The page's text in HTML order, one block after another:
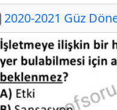
2020-2021 Güz